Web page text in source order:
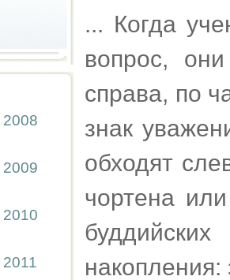
2008
2009
2010
2011
... Когда
вопрос,
справа, по
знак
обходят
чортена
накопления: